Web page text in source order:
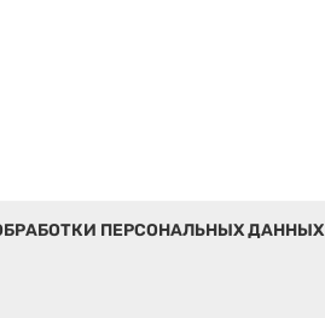
ПЕРСОНАЛЬНЫХ ДАННЫХ